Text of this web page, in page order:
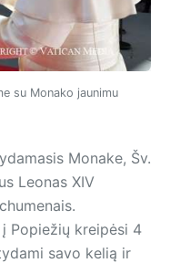
su Monako jaunimu
Monake, Šv.
Leonas XIV
Popiežių kreipėsi 4
savo kelią ir